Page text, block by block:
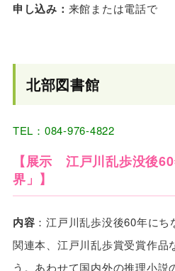
申し込み： 来館または電話で
北部図書館
TEL：084-976-4822
【展示 江戸川乱歩没後
界」】
内容 ：江戸川乱歩没後60年に
関連本、江戸川乱歩賞受賞作品
う。あわせて国内外の推理小説